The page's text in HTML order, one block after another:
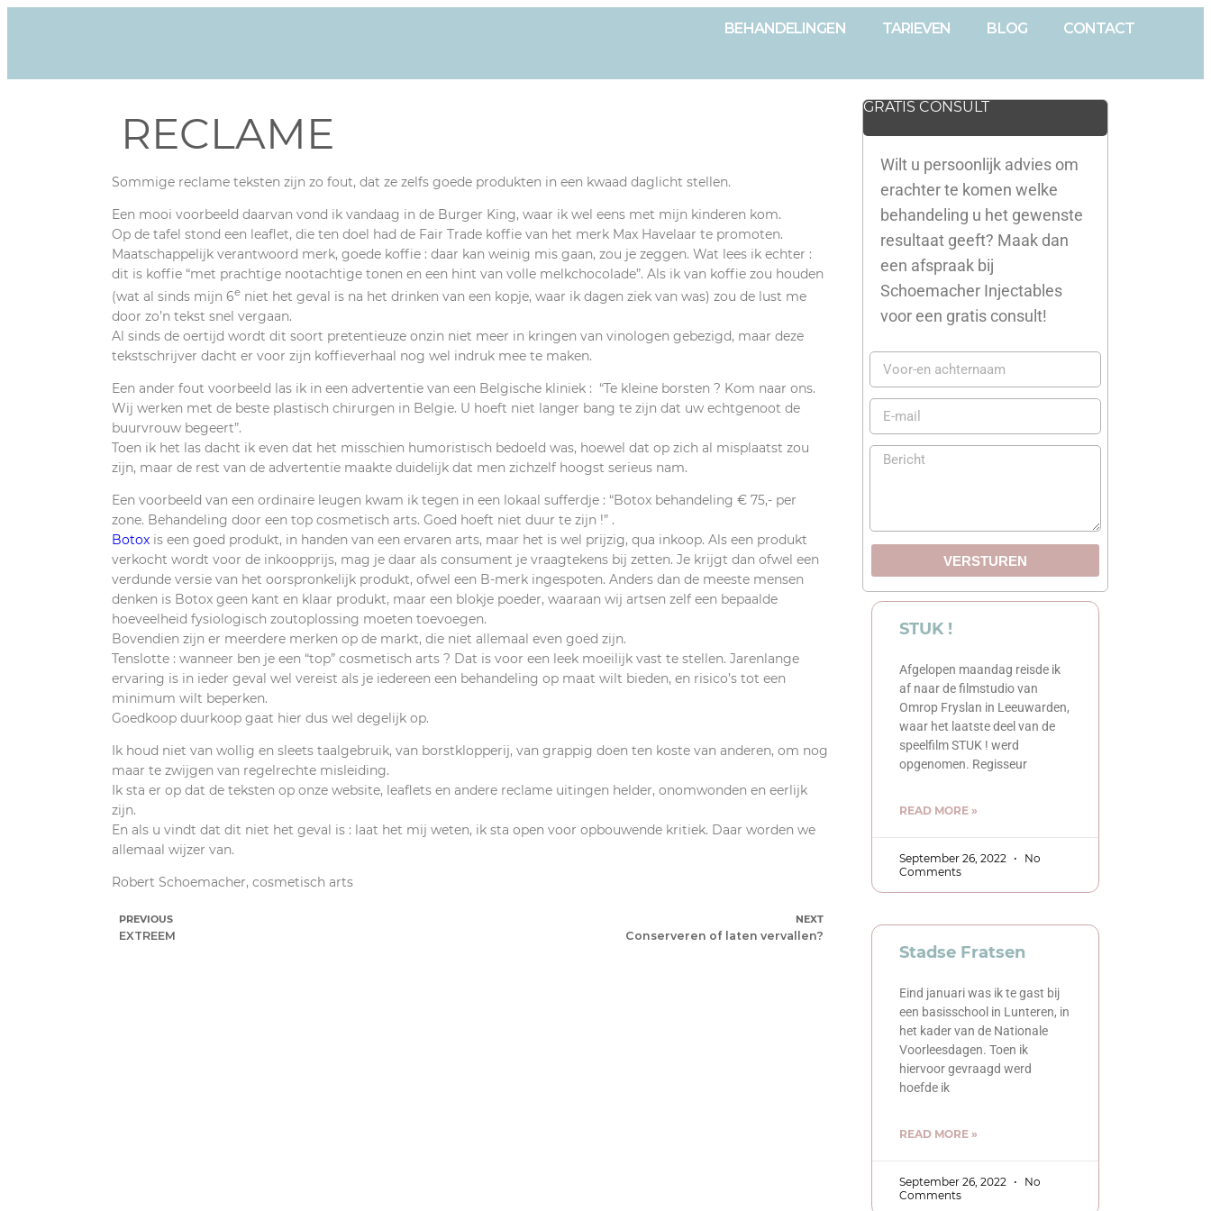
BEHANDELINGEN TARIEVEN BLOG CONTACT
RECLAME
Sommige reclame teksten zijn zo fout, dat ze zelfs goede produkten in een kwaad daglicht stellen.
Een mooi voorbeeld daarvan vond ik vandaag in de Burger King, waar ik wel eens met mijn kinderen kom.
Op de tafel stond een leaflet, die ten doel had de Fair Trade koffie van het merk Max Havelaar te promoten.
Maatschappelijk verantwoord merk, goede koffie : daar kan weinig mis gaan, zou je zeggen. Wat lees ik echter :
dit is koffie “met prachtige nootachtige tonen en een hint van volle melkchocolade”. Als ik van koffie zou houden
(wat al sinds mijn 6e niet het geval is na het drinken van een kopje, waar ik dagen ziek van was) zou de lust me
door zo’n tekst snel vergaan.
Al sinds de oertijd wordt dit soort pretentieuze onzin niet meer in kringen van vinologen gebezigd, maar deze
tekstschrijver dacht er voor zijn koffieverhaal nog wel indruk mee te maken.
Een ander fout voorbeeld las ik in een advertentie van een Belgische kliniek : “Te kleine borsten ? Kom naar ons.
Wij werken met de beste plastisch chirurgen in Belgie. U hoeft niet langer bang te zijn dat uw echtgenoot de
buurvrouw begeert”.
Toen ik het las dacht ik even dat het misschien humoristisch bedoeld was, hoewel dat op zich al misplaatst zou
zijn, maar de rest van de advertentie maakte duidelijk dat men zichzelf hoogst serieus nam.
Een voorbeeld van een ordinaire leugen kwam ik tegen in een lokaal sufferdje : “Botox behandeling € 75,- per
zone. Behandeling door een top cosmetisch arts. Goed hoeft niet duur te zijn !” .
Botox is een goed produkt, in handen van een ervaren arts, maar het is wel prijzig, qua inkoop. Als een produkt
verkocht wordt voor de inkoopprijs, mag je daar als consument je vraagtekens bij zetten. Je krijgt dan ofwel een
verdunde versie van het oorspronkelijk produkt, ofwel een B-merk ingespoten. Anders dan de meeste mensen
denken is Botox geen kant en klaar produkt, maar een blokje poeder, waaraan wij artsen zelf een bepaalde
hoeveelheid fysiologisch zoutoplossing moeten toevoegen.
Bovendien zijn er meerdere merken op de markt, die niet allemaal even goed zijn.
Tenslotte : wanneer ben je een “top” cosmetisch arts ? Dat is voor een leek moeilijk vast te stellen. Jarenlange
ervaring is in ieder geval wel vereist als je iedereen een behandeling op maat wilt bieden, en risico’s tot een
minimum wilt beperken.
Goedkoop duurkoop gaat hier dus wel degelijk op.
Ik houd niet van wollig en sleets taalgebruik, van borstklopperij, van grappig doen ten koste van anderen, om nog
maar te zwijgen van regelrechte misleiding.
Ik sta er op dat de teksten op onze website, leaflets en andere reclame uitingen helder, onomwonden en eerlijk
zijn.
En als u vindt dat dit niet het geval is : laat het mij weten, ik sta open voor opbouwende kritiek. Daar worden we
allemaal wijzer van.
Robert Schoemacher, cosmetisch arts
PREVIOUS
EXTREEM
NEXT
Conserveren of laten vervallen?
GRATIS CONSULT
Wilt u persoonlijk advies om
erachter te komen welke
behandeling u het gewenste
resultaat geeft? Maak dan
een afspraak bij
Schoemacher Injectables
voor een gratis consult!
VERSTUREN
STUK !
Afgelopen maandag reisde ik
af naar de filmstudio van
Omrop Fryslan in Leeuwarden,
waar het laatste deel van de
speelfilm STUK ! werd
opgenomen. Regisseur
READ MORE »
September 26, 2022
No
Comments
Stadse Fratsen
Eind januari was ik te gast bij
een basisschool in Lunteren, in
het kader van de Nationale
Voorleesdagen. Toen ik
hiervoor gevraagd werd
hoefde ik
READ MORE »
September 26, 2022
No
Comments